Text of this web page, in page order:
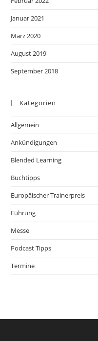
Januar 2021
März 2020
August 2019
September 2018
Kategorien
Allgemein
Ankündigungen
Blended Learning
Buchtipps
Europäischer Trainerpreis
Führung
Messe
Podcast Tipps
Termine